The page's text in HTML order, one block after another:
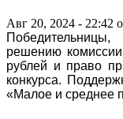
Авг 20, 2024 - 22:42
решению
рублей и право
конкурса.
«Малое и среднее